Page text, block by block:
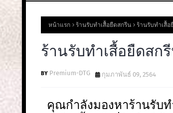
หน้าแรก ร้านรับทําเสื้อยืดสกรีน ร้านรับทําเสื้
ร้านรับทําเสื้อยืดสก
Premium-DTG กุมภาพันธ์ 09, 2564
คุณกำลังมองหาร้านรับ